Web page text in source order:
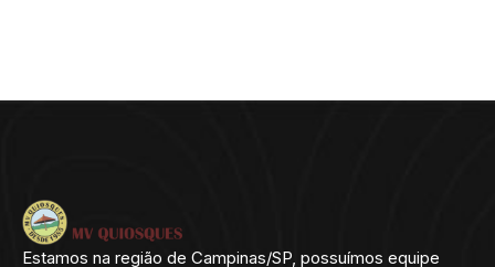
Estamos na região de Campinas/SP, possuímos equipe